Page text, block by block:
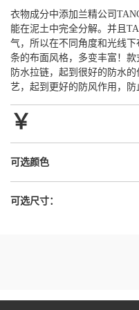
衣物成分中添加兰精公司
能在泥土中完全分解。并且
气，所以在不同角度和光线
条的布面风格，多变丰富！
防水拉链，起到很好的防水
艺，起到更好的防风作用，防
￥
可选颜色
可选尺寸：